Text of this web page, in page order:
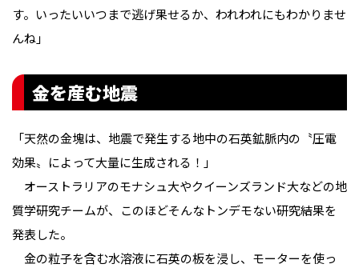
す。いったいいつまで逃げ果せるか、われわれにもわかりませ
んね」
金を産む地震
「天然の金塊は、地震で発生する地中の石英鉱脈内の〝圧電
効果〟によって大量に生成される！」
オーストラリアのモナシュ大やクイーンズランド大などの地
質学研究チームが、このほどそんなトンデモない研究結果を
発表した。
金の粒子を含む水溶液に石英の板を浸し、モーターを使っ